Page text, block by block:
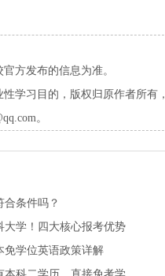
方发布的信息为准。
学习目的，版权归原作者所有，
。
合条件吗？
大学！四大核心报考优势
免学位英语政策详解